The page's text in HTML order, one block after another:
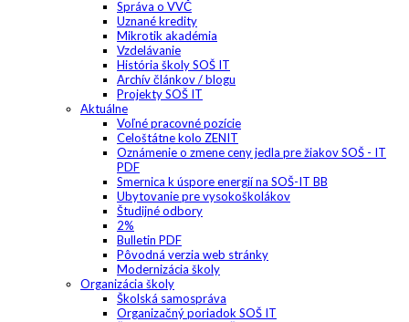
Správa o VVČ
Uznané kredity
Mikrotik akadémia
Vzdelávanie
História školy SOŠ IT
Archív článkov / blogu
Projekty SOŠ IT
Aktuálne
Voľné pracovné pozície
Celoštátne kolo ZENIT
Oznámenie o zmene ceny jedla pre žiakov SOŠ - IT
PDF
Smernica k úspore energií na SOŠ-IT BB
Ubytovanie pre vysokoškolákov
Študijné odbory
2%
Bulletin PDF
Pôvodná verzia web stránky
Modernizácia školy
Organizácia školy
Školská samospráva
Organizačný poriadok SOŠ IT